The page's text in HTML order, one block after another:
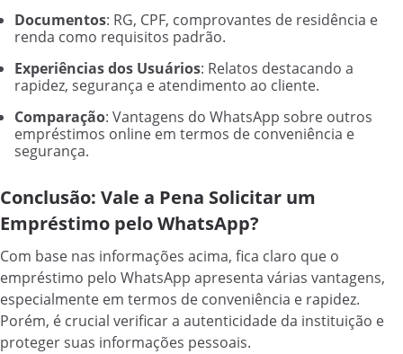
Documentos: RG, CPF, comprovantes de residência e
renda como requisitos padrão.
Experiências dos Usuários: Relatos destacando a
rapidez, segurança e atendimento ao cliente.
Comparação: Vantagens do WhatsApp sobre outros
empréstimos online em termos de conveniência e
segurança.
Conclusão: Vale a Pena Solicitar um
Empréstimo pelo WhatsApp?
Com base nas informações acima, fica claro que o
empréstimo pelo WhatsApp apresenta várias vantagens,
especialmente em termos de conveniência e rapidez.
Porém, é crucial verificar a autenticidade da instituição e
proteger suas informações pessoais.